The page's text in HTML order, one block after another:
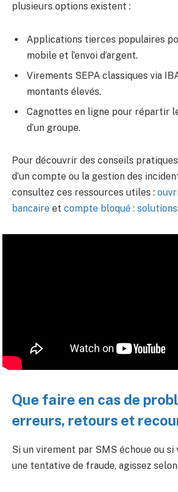
plusieurs options existent :
Applications tierces populaires
mobile et l’envoi d’argent.
Virements SEPA classiques via
montants élevés.
Cagnottes en ligne pour répartir
d’un groupe.
Pour découvrir des conseils
d’un compte ou la gestion des
consultez ces ressources utiles :
bancaire et compte bloqué : solutions
Que faire en cas de
erreurs, retours et
Si un virement par SMS échoue ou si
une tentative de fraude, agissez